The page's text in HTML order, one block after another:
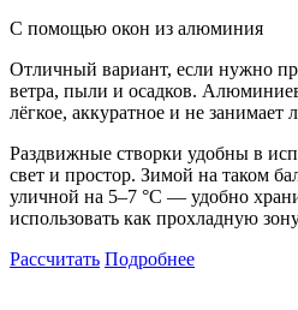
С помощью окон из алюминия
Отличный вариант, если нужно
ветра, пыли и осадков.
лёгкое, аккуратное и не занимает
Раздвижные створки удобны в
свет и простор. Зимой на таком
уличной на 5–7 °C — удобно
использовать как прохладную
Рассчитать Подробнее